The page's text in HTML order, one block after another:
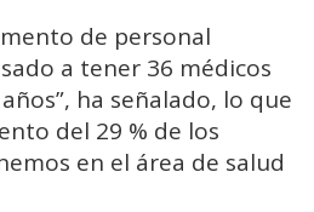
de personal
a tener 36 médicos
ha señalado, lo que
del 29 % de los
en el área de salud